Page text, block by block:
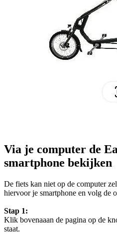
Via je computer de
smartphone bekijken
De fiets kan niet op de computer
hiervoor je smartphone en volg de
Stap 1:
Klik bovenaaan de pagina op de
staat.